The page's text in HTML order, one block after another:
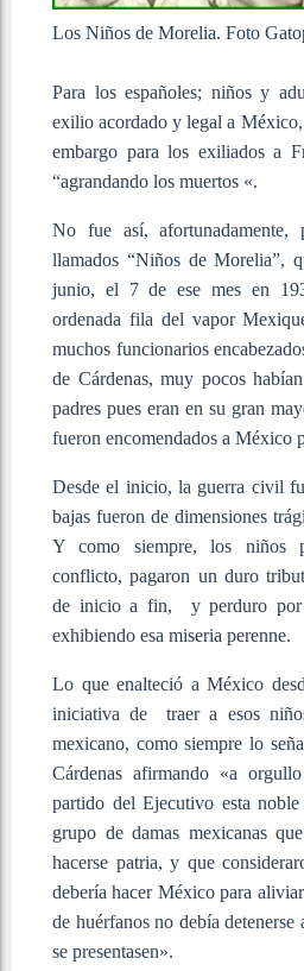
Los Niños de Morelia. Foto
Para los españoles; niños y
exilio acordado y legal a
embargo para los exiliados a
“agrandando los muertos «.
No fue así,
llamados “Niños de Morelia”,
junio, el 7 de ese mes en
ordenada fila del vapor
muchos funcionarios
de Cárdenas, muy pocos
padres pues eran en su gran
fueron encomendados a México
Desde el inicio, la guerra civil
bajas fueron de dimensiones
Y como siempre, los niños
conflicto, pagaron un duro
de inicio a fin, y perduro por
exhibiendo esa miseria perenne.
Lo que enalteció a México
iniciativa de traer a esos
mexicano, como siempre lo
Cárdenas afirmando «a
partido del Ejecutivo esta
grupo de damas mexicanas
hacerse patria, y que
debería hacer México para
de huérfanos no debía detenerse
se presentasen».